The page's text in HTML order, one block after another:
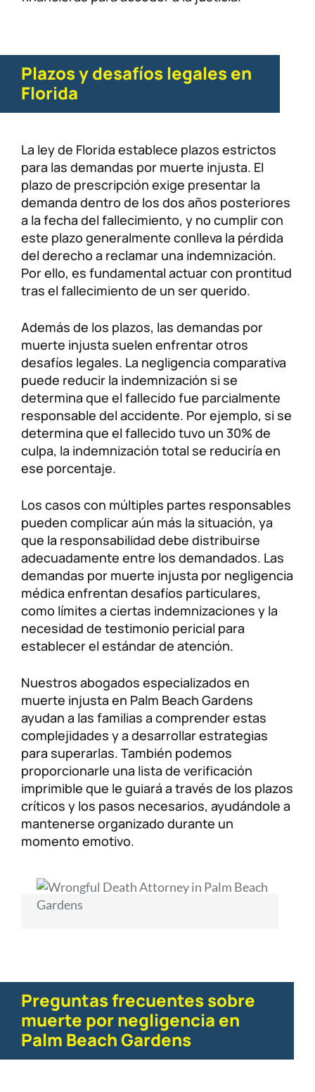
Plazos y desafíos legales en
Florida
La ley de Florida establece plazos estrictos
para las demandas por muerte injusta. El
plazo de prescripción exige presentar la
demanda dentro de los dos años posteriores
a la fecha del fallecimiento, y no cumplir con
este plazo generalmente conlleva la pérdida
del derecho a reclamar una indemnización.
Por ello, es fundamental actuar con prontitud
tras el fallecimiento de un ser querido.
Además de los plazos, las demandas por
muerte injusta suelen enfrentar otros
desafíos legales. La negligencia comparativa
puede reducir la indemnización si se
determina que el fallecido fue parcialmente
responsable del accidente. Por ejemplo, si se
determina que el fallecido tuvo un 30% de
culpa, la indemnización total se reduciría en
ese porcentaje.
Los casos con múltiples partes responsables
pueden complicar aún más la situación, ya
que la responsabilidad debe distribuirse
adecuadamente entre los demandados. Las
demandas por muerte injusta por negligencia
médica enfrentan desafíos particulares,
como límites a ciertas indemnizaciones y la
necesidad de testimonio pericial para
establecer el estándar de atención.
Nuestros abogados especializados en
muerte injusta en Palm Beach Gardens
ayudan a las familias a comprender estas
complejidades y a desarrollar estrategias
para superarlas. También podemos
proporcionarle una lista de verificación
imprimible que le guiará a través de los plazos
críticos y los pasos necesarios, ayudándole a
mantenerse organizado durante un
momento emotivo.
Preguntas frecuentes sobre
muerte por negligencia en
Palm Beach Gardens